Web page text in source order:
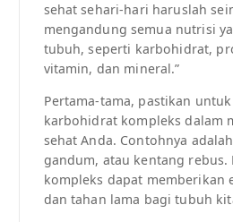
sehat sehari-hari haruslah
mengandung semua nutrisi
tubuh, seperti karbohidrat,
vitamin, dan mineral.”
Pertama-tama, pastikan
karbohidrat kompleks dalam
sehat Anda. Contohnya
gandum, atau kentang
kompleks dapat memberikan
dan tahan lama bagi tubuh